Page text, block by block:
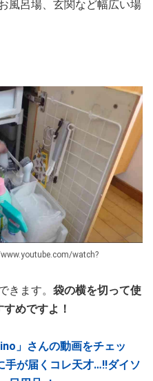
風呂場、玄関など幅広い場
watch?
きます。 袋の横を切って使
めですよ！
」さんの動画をチェッ
手が届くコレ天才…‼︎ダイソ